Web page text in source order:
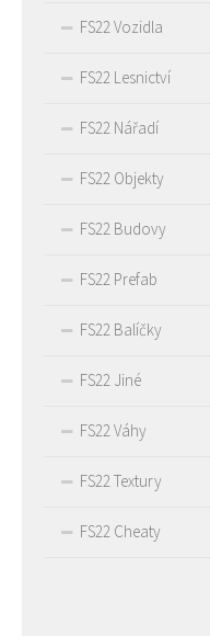
FS22 Vozidla
FS22 Lesnictví
FS22 Nářadí
FS22 Objekty
FS22 Budovy
FS22 Prefab
FS22 Balíčky
FS22 Jiné
FS22 Váhy
FS22 Textury
FS22 Cheaty